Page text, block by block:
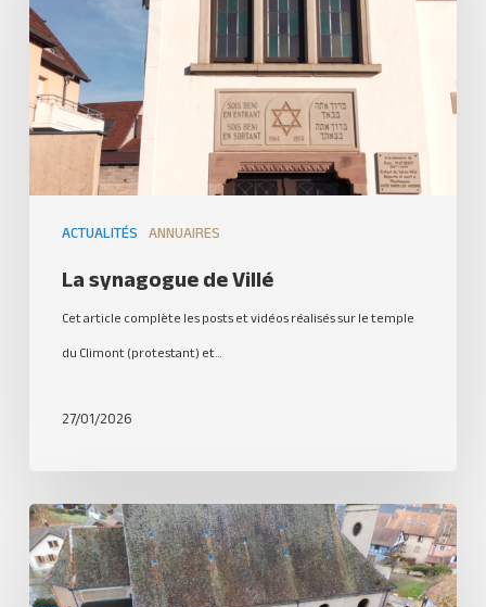
ACTUALITÉS ANNUAIRES
La synagogue de Villé
Cet article complète les posts et vidéos réalisés sur le temple
du Climont (protestant) et…
27/01/2026